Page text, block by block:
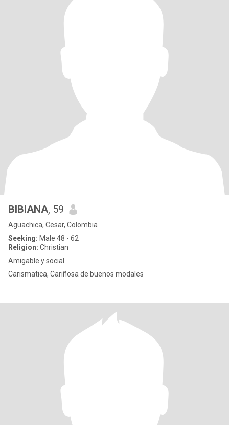
BIBIANA, 59
Aguachica, Cesar, Colombia
Seeking: Male 48 - 62
Religion: Christian
Amigable y social
Carismatica, Cariñosa de buenos modales